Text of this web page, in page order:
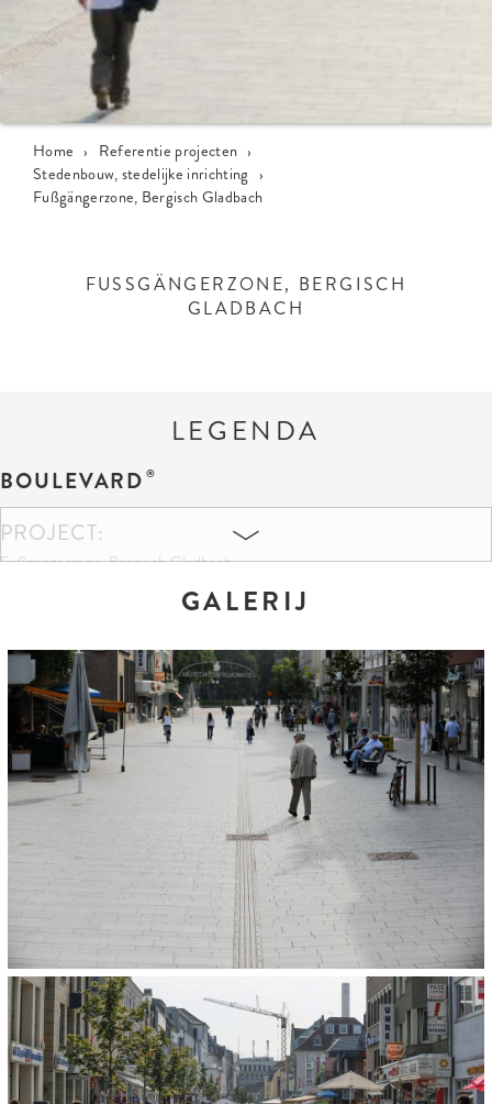
Home › Referentie projecten ›
Stedenbouw, stedelijke inrichting ›
Fußgängerzone, Bergisch Gladbach
FUSSGÄNGERZONE, BERGISCH G
LADBACH
LEGENDA
BOULEVARD
PROJECT:
Fußgängerzone, Bergisch Gladbach
KLEUREN EN FORMATEN:
Finoverde
20 x 15 x 14 cm
30 x 15 x 14 cm
60 x 30 x 14 cm
OPDRACHTGEVER:
HOEVEELHEID:
18.000 m²
OPLEVERING:
2013
CATEGORIE:
GALERIJ